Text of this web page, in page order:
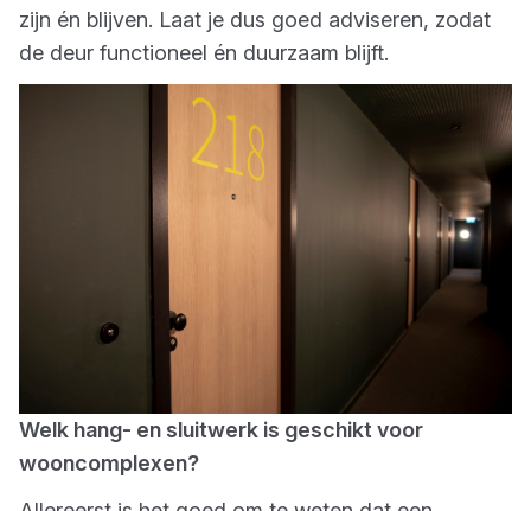
zijn én blijven. Laat je dus goed adviseren, zodat
de deur functioneel én duurzaam blijft.
Welk hang- en sluitwerk is geschikt voor
wooncomplexen?